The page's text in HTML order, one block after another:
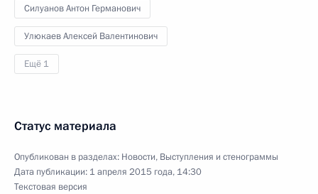
Силуанов Антон Германович
Улюкаев Алексей Валентинович
Ещё 1
Статус материала
Опубликован в разделах: Новости, Выступления и стенограммы
Дата публикации: 1 апреля 2015 года, 14:30
Текстовая версия